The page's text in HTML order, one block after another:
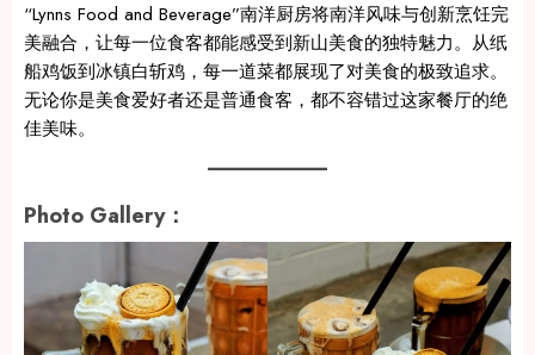
“Lynns Food and Beverage”南洋厨房将南洋风味与创新烹饪完
美融合，让每一位食客都能感受到新山美食的独特魅力。从纸
船鸡饭到冰镇白斩鸡，每一道菜都展现了对美食的极致追求。
无论你是美食爱好者还是普通食客，都不容错过这家餐厅的绝
佳美味。
Photo Gallery：